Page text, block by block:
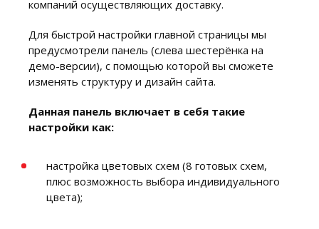
компаний осуществляющих доставку.
Для быстрой настройки главной страницы мы
предусмотрели панель (слева шестерёнка на
демо-версии), с помощью которой вы сможете
изменять структуру и дизайн сайта.
Данная панель включает в себя такие
настройки как:
настройка цветовых схем (8 готовых схем,
плюс возможность выбора индивидуального
цвета);